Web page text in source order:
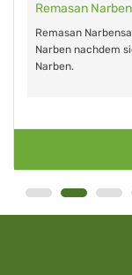
Remasan
Remasan
Narben nachdem
Narben.